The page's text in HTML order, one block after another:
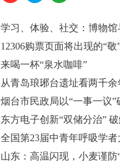
学习、体验、社交：博物
12306购票页面将出现的“
来喝一杯“泉水咖啡”
从青岛琅琊台遗址看两千
东方电子创新“双储分治”
全国第23届中青年呼吸学
山东：高温闪现，小麦谨防